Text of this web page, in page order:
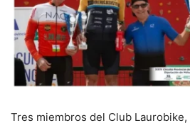
Tres miembros del Club